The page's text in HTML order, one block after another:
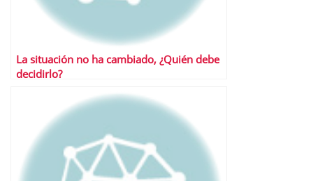
La situación no ha cambiado, ¿Quién debe
decidirlo?